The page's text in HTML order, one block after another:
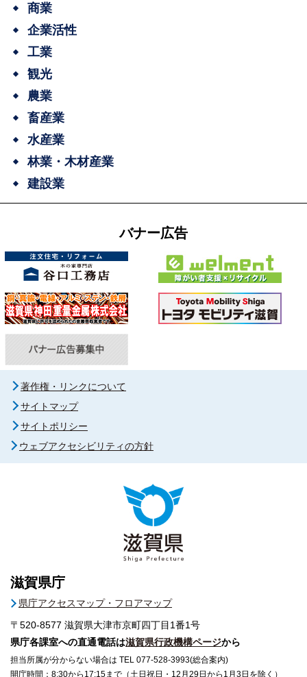
商業
企業活性
工業
観光
農業
畜産業
水産業
林業・木材産業
建設業
バナー広告
著作権・リンクについて
サイトマップ
サイトポリシー
ウェブアクセシビリティの方針
滋賀県庁
県庁アクセスマップ・フロアマップ
〒520-8577 滋賀県大津市京町四丁目1番1号
県庁各課室への直通電話は滋賀県行政機構ページから
担当所属が分からない場合は TEL 077-528-3993(総合案内)
開庁時間：8:30から17:15まで（土日祝日・12月29日から1月3日を除く）